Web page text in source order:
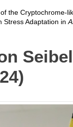
the Cryptochrome-
Stress Adaptation in